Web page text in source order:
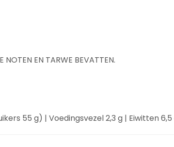
EN TARWE BEVATTEN.
55 g) | Voedingsvezel 2,3 g | Eiwitten 6,5